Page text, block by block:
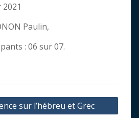
Paulin,
: 06 sur 07.
sur l’hébreu et Grec